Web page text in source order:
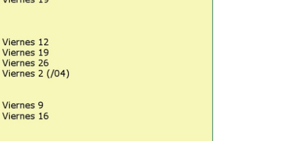
2026